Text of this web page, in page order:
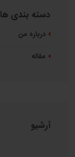
دسته بندی ها
درباره من
مقاله
آرشیو